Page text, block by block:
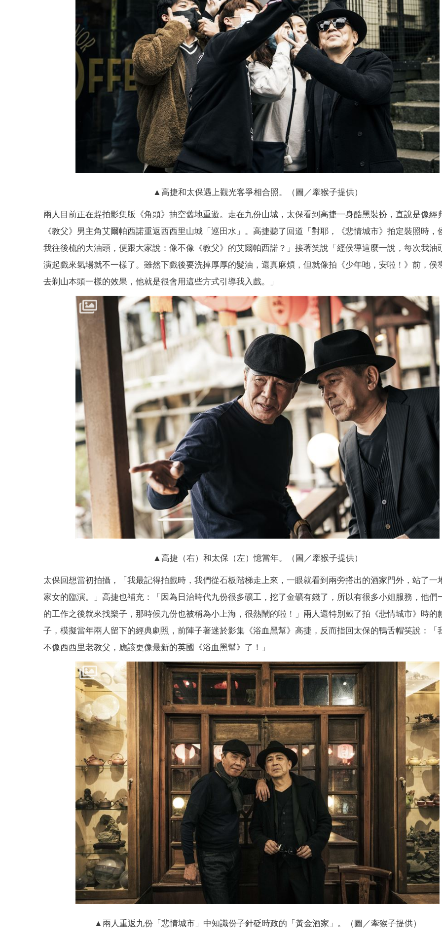
▲高捷和太保遇上觀光客爭相合照。（圖／牽猴子提供）
兩人目前正在趕拍影集版《角頭》抽空舊地重遊。走在九份山城，太保看到高捷一身酷黑裝扮，直說是像經
《教父》男主角艾爾帕西諾重返西西里山城「巡田水」。高捷聽了回道「對耶，《悲情城市》拍定裝照時，
我往後梳的大油頭，便跟大家說：像不像《教父》的艾爾帕西諾？」接著笑說「經侯導這麼一說，每次我油
演起戲來氣場就不一樣了。雖然下戲後要洗掉厚厚的髮油，還真麻煩，但就像拍《少年吔，安啦！》前，侯
去剃山本頭一樣的效果，他就是很會用這些方式引導我入戲。」
▲高捷（右）和太保（左）憶當年。（圖／牽猴子提供）
太保回想當初拍攝，「我最記得拍戲時，我們從石板階梯走上來，一眼就看到兩旁搭出的酒家門外，站了一
家女的臨演。」高捷也補充：「因為日治時代九份很多礦工，挖了金礦有錢了，所以有很多小姐服務，他們
的工作之後就來找樂子，那時候九份也被稱為小上海，很熱鬧的啦！」兩人還特別戴了拍《悲情城市》時的
子，模擬當年兩人留下的經典劇照，前陣子著迷於影集《浴血黑幫》高捷，反而指回太保的鴨舌帽笑說：「
不像西西里老教父，應該更像最新的英國《浴血黑幫》了！」
▲兩人重返九份「悲情城市」中知識份子針砭時政的「黃金酒家」。（圖／牽猴子提供）